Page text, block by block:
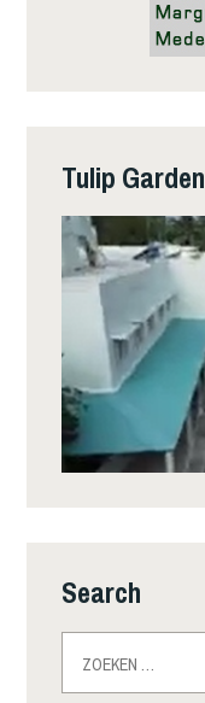
Tulip Garden
Search
naar: